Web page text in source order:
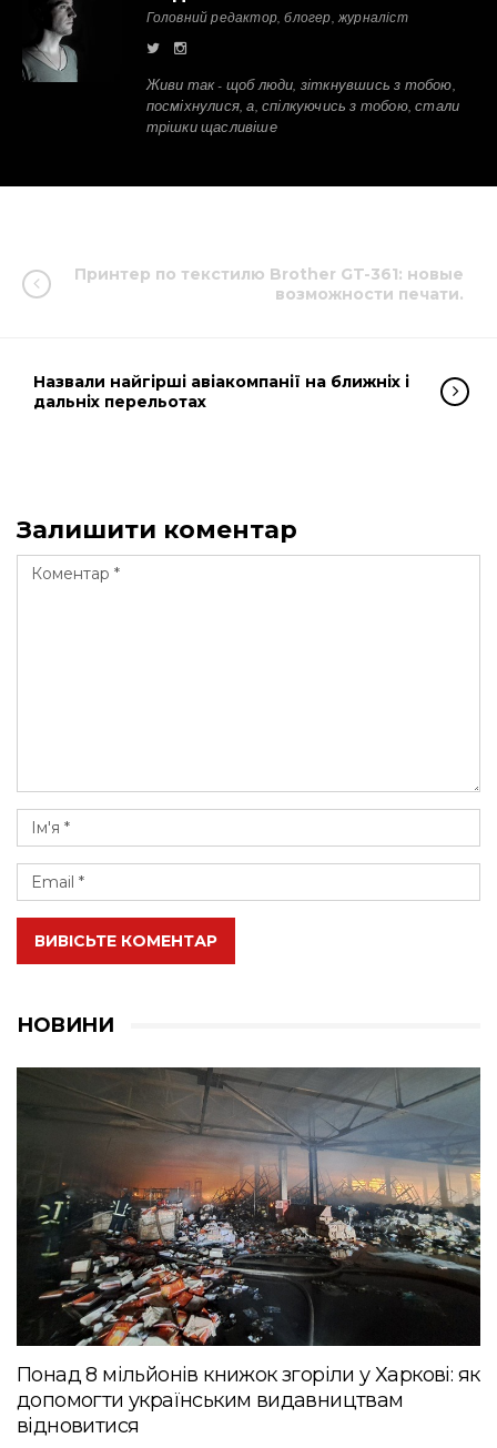
Головний редактор, блогер, журналіст
Живи так - щоб люди, зіткнувшись з тобою,
посміхнулися, а, спілкуючись з тобою, стали
трішки щасливіше
Принтер по текстилю Brother GT-361: новые
возможности печати.
Назвали найгірші авіакомпанії на ближніх і
дальніх перельотах
Залишити коментар
ВИВІСЬТЕ КОМЕНТАР
НОВИНИ
Понад 8 мільйонів книжок згоріли у Харкові: як
допомогти українським видавництвам
відновитися